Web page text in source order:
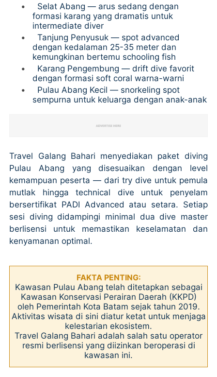
•
Selat Abang — arus sedang dengan
formasi karang yang dramatis untuk
intermediate diver
•
Tanjung Penyusuk — spot advanced
dengan kedalaman 25-35 meter dan
kemungkinan bertemu schooling fish
•
Karang Pengembung — drift dive favorit
dengan formasi soft coral warna-warni
•
Pulau Abang Kecil — snorkeling spot
sempurna untuk keluarga dengan anak-anak
Travel Galang Bahari menyediakan paket diving
Pulau Abang yang disesuaikan dengan level
kemampuan peserta — dari try dive untuk pemula
mutlak hingga technical dive untuk penyelam
bersertifikat PADI Advanced atau setara. Setiap
sesi diving didampingi minimal dua dive master
berlisensi untuk memastikan keselamatan dan
kenyamanan optimal.
FAKTA PENTING:
Kawasan Pulau Abang telah ditetapkan sebagai
Kawasan Konservasi Perairan Daerah (KKPD)
oleh Pemerintah Kota Batam sejak tahun 2019.
Aktivitas wisata di sini diatur ketat untuk menjaga
kelestarian ekosistem.
Travel Galang Bahari adalah salah satu operator
resmi berlisensi yang diizinkan beroperasi di
kawasan ini.